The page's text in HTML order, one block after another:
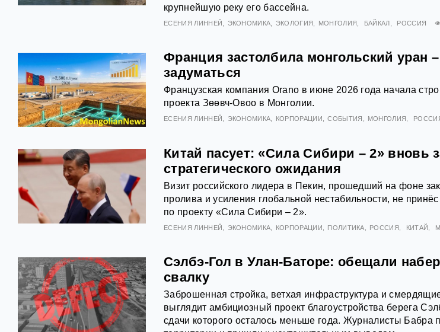
крупнейшую реку его бассейна.
ЕСЕНИЯ ЛИННЕЙ ЭКОНОМИКА ЭКОЛОГИЯ МОНГОЛИЯ БАЙКАЛ РОССИЯ
Франция застолбила монгольский уран
задуматься
Французская компания Orano в июне 2026 года начала
проекта Зөөвч-Овоо в Монголии.
ЕСЕНИЯ ЛИННЕЙ ЭКОНОМИКА КОРПОРАЦИИ СОБЫТИЯ МОНГОЛИЯ
Китай пасует: «Сила Сибири – 2» вновь
стратегического ожидания
Визит российского лидера в Пекин, прошедший на фоне
пролива и усиления глобальной нестабильности, не
по проекту «Сила Сибири – 2».
ЕСЕНИЯ ЛИННЕЙ ЭКОНОМИКА КОРПОРАЦИИ ПОЛИТИКА РОССИЯ КИТАЙ
Сэлбэ-Гол в Улан‑Баторе: обещали
свалку
Заброшенная стройка, ветхая инфраструктура и
выглядит амбициозный проект благоустройства берега
сдачи которого осталось меньше года. Журналисты Бабра